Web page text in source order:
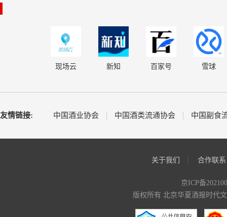
现场云 新知 百家号 雪球
友情链接: 中国酒业协会 中国酒类流通协会 中国副食
关于我们 合作联系
京ICP备
版权所有 北京华夏酒报时代文